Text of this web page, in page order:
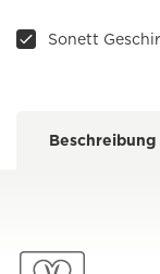
Sonett
Beschreibung